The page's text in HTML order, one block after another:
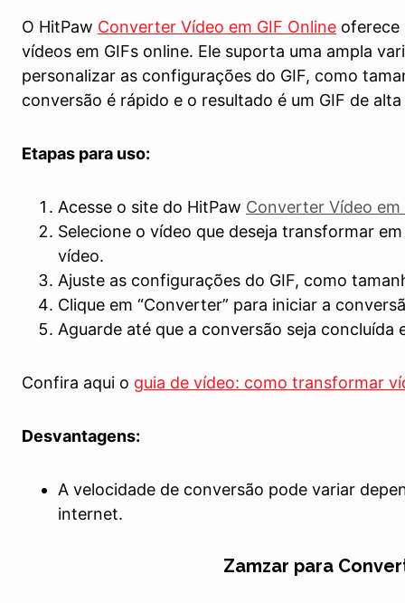
O HitPaw Converter Vídeo em GIF Online oferece
vídeos em GIFs online. Ele suporta uma ampla
personalizar as configurações do GIF, como
conversão é rápido e o resultado é um GIF de
Etapas para uso:
Acesse o site do HitPaw Converter Vídeo em
Selecione o vídeo que deseja transformar
vídeo.
Ajuste as configurações do GIF, como
Clique em “Converter” para iniciar a
Aguarde até que a conversão seja
Confira aqui o guia de vídeo: como transformar
Desvantagens:
A velocidade de conversão pode variar
internet.
Zamzar para